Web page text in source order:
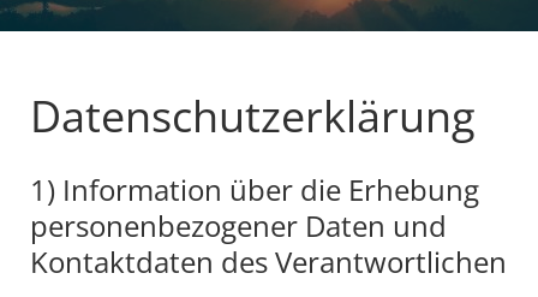
Datenschutzerklärung
1) Information über die Erhebung
personenbezogener Daten und
Kontaktdaten des Verantwortlichen